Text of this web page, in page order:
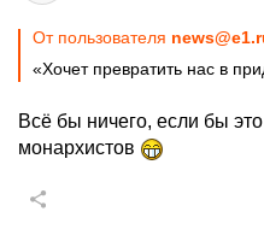
От пользователя
«Хочет превратить нас в
Всё бы ничего, если бы
монархистов